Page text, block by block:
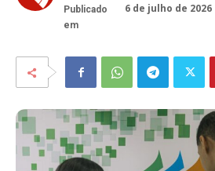
Publicado
em
6 de julho de 2026